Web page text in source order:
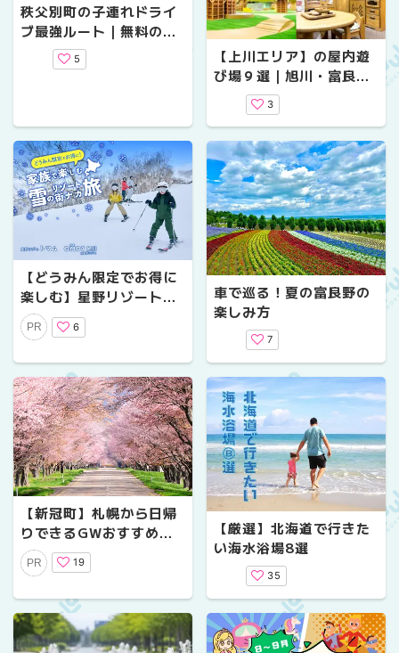
秩父別町の子連れドライ
ブ最強ルート｜無料の屋
内遊戯場「ちっくる」・
屋外アスレチック・ブロ
5
【上川エリア】の屋内遊
び場９選｜旭川・富良野
周辺の雨の日＆冬のおで
かけにおすすめ
3
【どうみん限定でお得に
楽しむ】星野リゾート
トマム＆OMO7旭川の充
実ファミリースノー旅
PR 6
車で巡る！夏の富良野の
楽しみ方
7
【新冠町】札幌から日帰
りできるGWおすすめコ
ース！桜の名所と巨大ア
ートを満喫（限定クーポ
PR 19
【厳選】北海道で行きた
い海水浴場8選
35